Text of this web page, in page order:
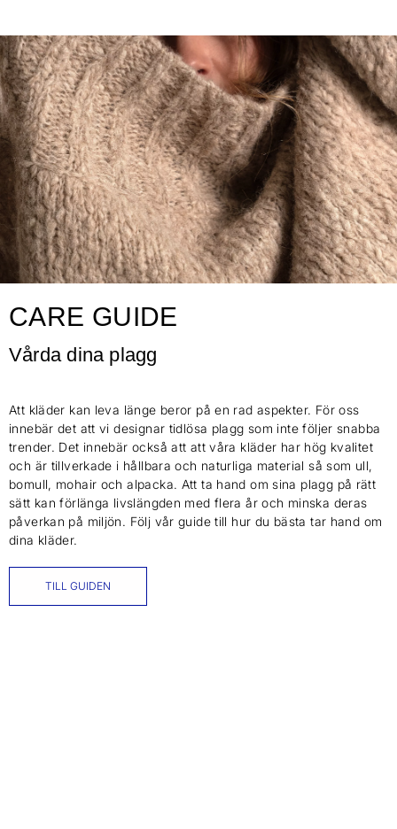
CARE GUIDE
Vårda dina plagg
Att kläder kan leva länge beror på en rad aspekter. För oss
innebär det att vi designar tidlösa plagg som inte följer snabba
trender. Det innebär också att att våra kläder har hög kvalitet
och är tillverkade i hållbara och naturliga material så som ull,
bomull, mohair och alpacka. Att ta hand om sina plagg på rätt
sätt kan förlänga livslängden med flera år och minska deras
påverkan på miljön. Följ vår guide till hur du bästa tar hand om
dina kläder.
TILL GUIDEN